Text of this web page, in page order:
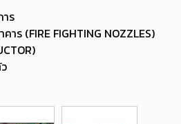
ร
ร (FIRE FIGHTING NOZZLES)